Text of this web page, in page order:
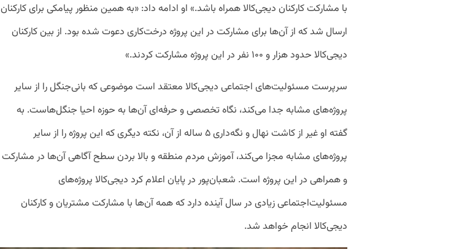
با مشارکت کارکنان دیجی‌کالا همراه باشد.» او ادامه داد: «به همین منظور پیامکی برای کارکنان
ارسال شد که از آن‌ها برای مشارکت در این پروژه درخت‌کاری دعوت شده بود. از بین کارکنان
دیجی‌کالا حدود هزار و ۱۰۰ نفر در این پروژه مشارکت کردند.»
سرپرست مسئولیت‌های اجتماعی دیجی‌کالا معتقد است موضوعی که بانی‌جنگل را از سایر
پروژه‌های مشابه جدا می‌کند، نگاه تخصصی و حرفه‌ای آن‌ها به حوزه احیا جنگل‌هاست. به
گفته او غیر از کاشت نهال و نگه‌داری ۵ ساله از آن، نکته دیگری که این پروژه را از سایر
پروژه‌های مشابه مجزا می‌کند، آموزش مردم منطقه و بالا بردن سطح آگاهی آن‌ها در مشارکت
و همراهی در این پروژه است. شعبان‌پور در پایان اعلام کرد دیجی‌کالا پروژه‌های
مسئولیت‌اجتماعی زیادی در سال آینده دارد که همه آن‌ها با مشارکت مشتریان و کارکنان
دیجی‌کالا انجام خواهد شد.